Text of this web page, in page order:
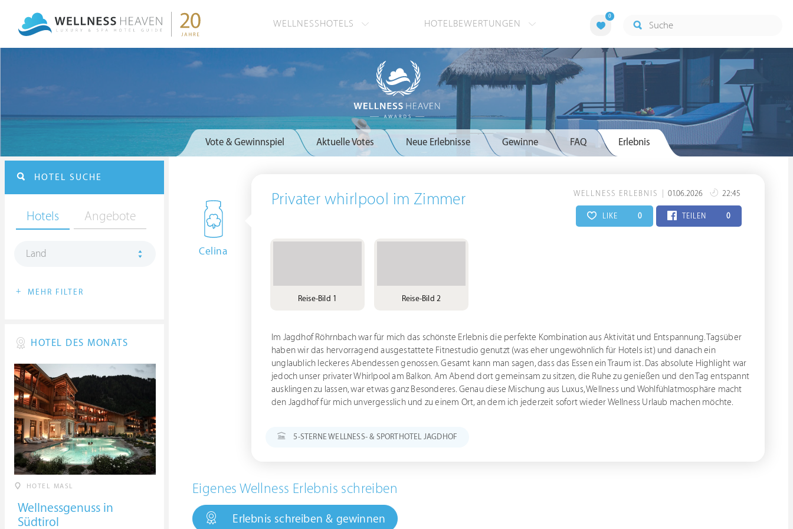
WELLNESSHOTELS HOTELBEWERTUNGEN
0
Vote & Gewinnspiel Aktuelle Votes Neue Erlebnisse Gewinne FAQ Erlebnis
Celina
WELLNESS ERLEBNIS 01.06.2026 22:45
LIKE 0 TEILEN 0
Privater whirlpool im Zimmer
Reise-Bild 1 Reise-Bild 2
Im Jagdhof Röhrnbach war für mich das schönste Erlebnis die perfekte Kombination aus Aktivität und Entspannung. Tagsüber
haben wir das hervorragend ausgestattete Fitnestudio genutzt (was eher ungewöhnlich für Hotels ist) und danach ein
unglaublich leckeres Abendessen genossen. Gesamt kann man sagen, dass das Essen ein Traum ist. Das absolute Highlight war
jedoch unser privater Whirlpool am Balkon. Am Abend dort gemeinsam zu sitzen, die Ruhe zu genießen und den Tag entspannt
ausklingen zu lassen, war etwas ganz Besonderes. Genau diese Mischung aus Luxus, Wellness und Wohlfühlatmosphäre macht
den Jagdhof für mich unvergesslich und zu einem Ort, an dem ich jederzeit sofort wieder Wellness Urlaub machen möchte.
5-STERNE WELLNESS- & SPORTHOTEL JAGDHOF
Eigenes Wellness Erlebnis schreiben
Erlebnis schreiben & gewinnen
HOTEL SUCHE
Hotels Angebote
Land
+ MEHR FILTER
HOTEL DES MONATS
HOTEL MASL
Wellnessgenuss in
Südtirol